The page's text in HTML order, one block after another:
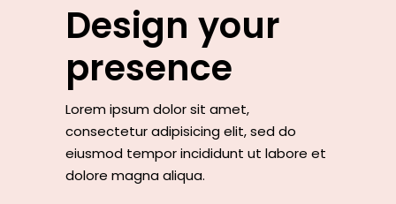
Design your
presence
Lorem ipsum dolor sit amet,
consectetur adipisicing elit, sed do
eiusmod tempor incididunt ut labore et
dolore magna aliqua.